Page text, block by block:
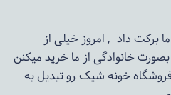
برکت داد , امروز خیلی از
خانوادگی از ما خرید میکنن
خونه شیکرو تبدیل به